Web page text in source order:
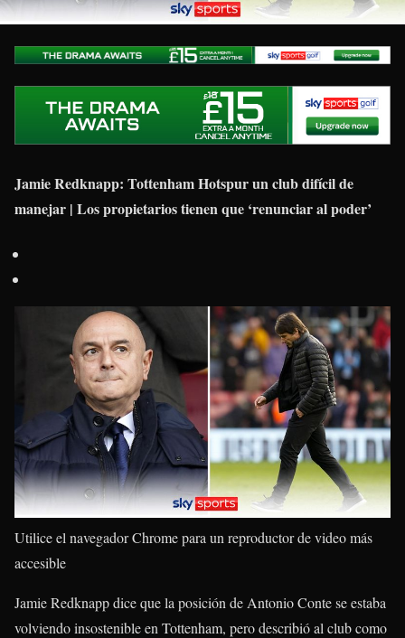
Jamie Redknapp: Tottenham Hotspur un club difícil de
manejar | Los propietarios tienen que ‘renunciar al poder’
Utilice el navegador Chrome para un reproductor de video más
accesible
Jamie Redknapp dice que la posición de Antonio Conte se estaba
volviendo insostenible en Tottenham, pero describió al club como